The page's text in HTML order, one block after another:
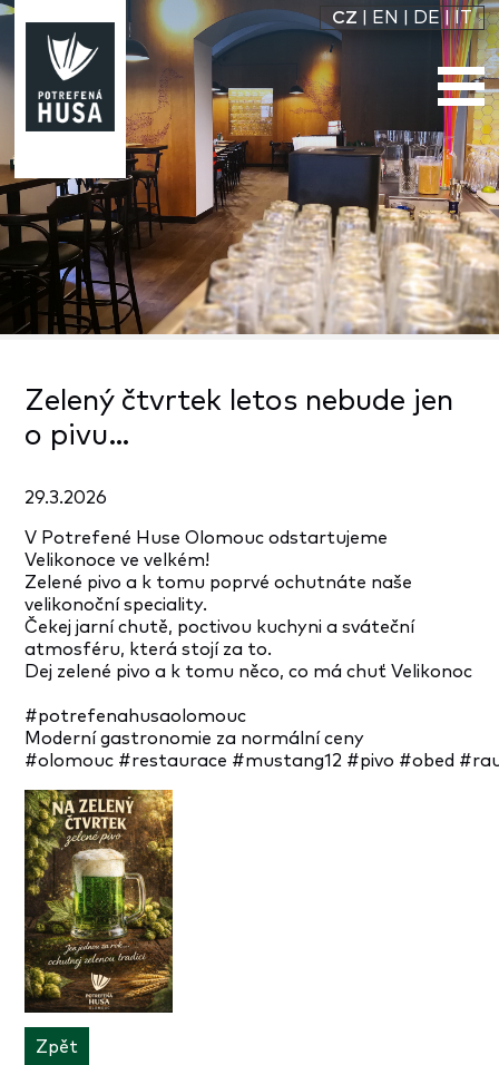
CZ EN DE|IT
Zelený čtvrtek letos nebude jen
o pivu…
29.3.2026
V Potrefené Huse Olomouc odstartujeme
Velikonoce ve velkém!
Zelené pivo a k tomu poprvé ochutnáte naše
velikonoční speciality.
Čekej jarní chutě, poctivou kuchyni a sváteční
atmosféru, která stojí za to.
Dej zelené pivo a k tomu něco, co má chuť Velikonoc
#potrefenahusaolomouc
Moderní gastronomie za normální ceny
#olomouc #restaurace #mustang12 #pivo #obed
Zpět